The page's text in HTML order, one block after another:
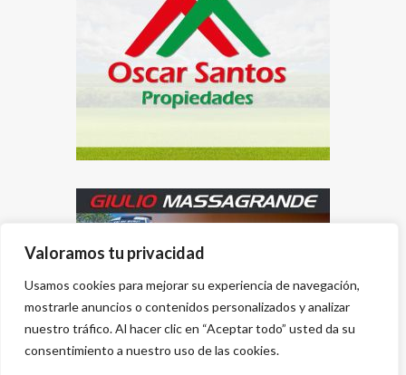
Valoramos tu privacidad
Usamos cookies para mejorar su experiencia de navegación,
mostrarle anuncios o contenidos personalizados y analizar
nuestro tráfico. Al hacer clic en “Aceptar todo” usted da su
consentimiento a nuestro uso de las cookies.